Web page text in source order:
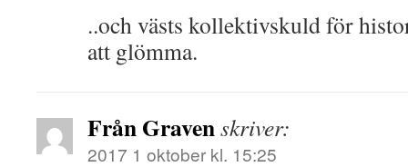
..och västs kollektivskuld för
att glömma.
Från Gravenskriver:
2017 1 oktober kl. 15:25